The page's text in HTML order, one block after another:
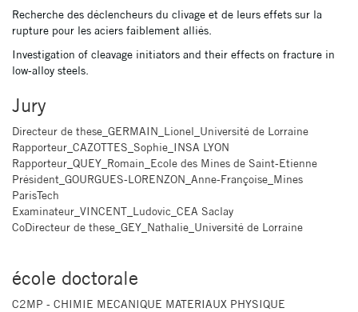
Recherche des déclencheurs du clivage et de leurs effets sur la
rupture pour les aciers faiblement alliés.
Investigation of cleavage initiators and their effects on fracture in
low-alloy steels.
Jury
Directeur de these_GERMAIN_Lionel_Université de Lorraine
Rapporteur_CAZOTTES_Sophie_INSA LYON
Rapporteur_QUEY_Romain_Ecole des Mines de Saint-Etienne
Président_GOURGUES-LORENZON_Anne-Françoise_Mines
ParisTech
Examinateur_VINCENT_Ludovic_CEA Saclay
CoDirecteur de these_GEY_Nathalie_Université de Lorraine
école doctorale
C2MP - CHIMIE MECANIQUE MATERIAUX PHYSIQUE